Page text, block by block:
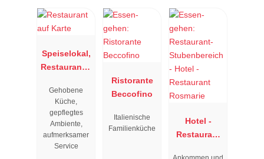
Speiselokal,
Restaurant "
"
Gehobene
Küche,
gepflegtes
Ambiente,
aufmerksamer
Service
Ristorante
Beccofino
Italienische
Familienküche
Hotel -
Restaurant